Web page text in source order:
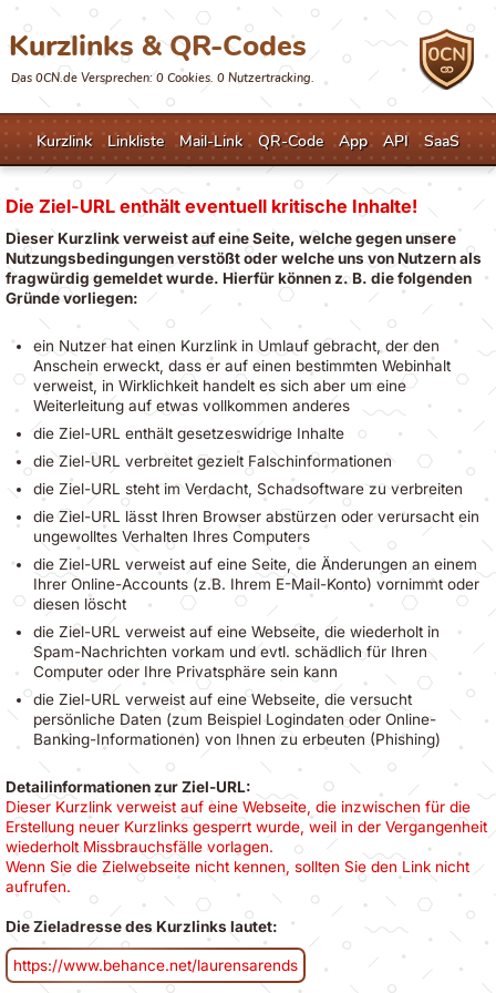
Kurzlinks & QR-Codes
Das 0CN.de Versprechen: 0 Cookies. 0 Nutzertracking.
Kurzlink Linkliste Mail-Link QR-Code App API SaaS
Die Ziel-URL enthält eventuell kritische Inhalte!
Dieser Kurzlink verweist auf eine Seite, welche gegen unsere
Nutzungsbedingungen verstößt oder welche uns von Nutzern als
fragwürdig gemeldet wurde. Hierfür können z. B. die folgenden
Gründe vorliegen:
ein Nutzer hat einen Kurzlink in Umlauf gebracht, der den
Anschein erweckt, dass er auf einen bestimmten Webinhalt
verweist, in Wirklichkeit handelt es sich aber um eine
Weiterleitung auf etwas vollkommen anderes
die Ziel-URL enthält gesetzeswidrige Inhalte
die Ziel-URL verbreitet gezielt Falschinformationen
die Ziel-URL steht im Verdacht, Schadsoftware zu verbreiten
die Ziel-URL lässt Ihren Browser abstürzen oder verursacht ein
ungewolltes Verhalten Ihres Computers
die Ziel-URL verweist auf eine Seite, die Änderungen an einem
Ihrer Online-Accounts (z.B. Ihrem E-Mail-Konto) vornimmt oder
diesen löscht
die Ziel-URL verweist auf eine Webseite, die wiederholt in
Spam-Nachrichten vorkam und evtl. schädlich für Ihren
Computer oder Ihre Privatsphäre sein kann
die Ziel-URL verweist auf eine Webseite, die versucht
persönliche Daten (zum Beispiel Logindaten oder Online-
Banking-Informationen) von Ihnen zu erbeuten (Phishing)
Detailinformationen zur Ziel-URL:
Dieser Kurzlink verweist auf eine Webseite, die inzwischen für die
Erstellung neuer Kurzlinks gesperrt wurde, weil in der Vergangenheit
wiederholt Missbrauchsfälle vorlagen.
Wenn Sie die Zielwebseite nicht kennen, sollten Sie den Link nicht
aufrufen.
Die Zieladresse des Kurzlinks lautet:
https://www.behance.net/laurensarends